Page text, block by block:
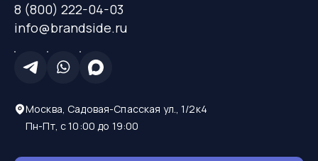
8 (800) 222-04-03
info@brandside.ru
Москва, Садовая-Спасская ул., 1/2к4
Пн-Пт, с 10:00 до 19:00